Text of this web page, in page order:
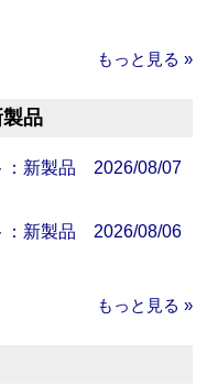
もっと見る »
品
：新製品 2026/08/07
：新製品 2026/08/06
もっと見る »